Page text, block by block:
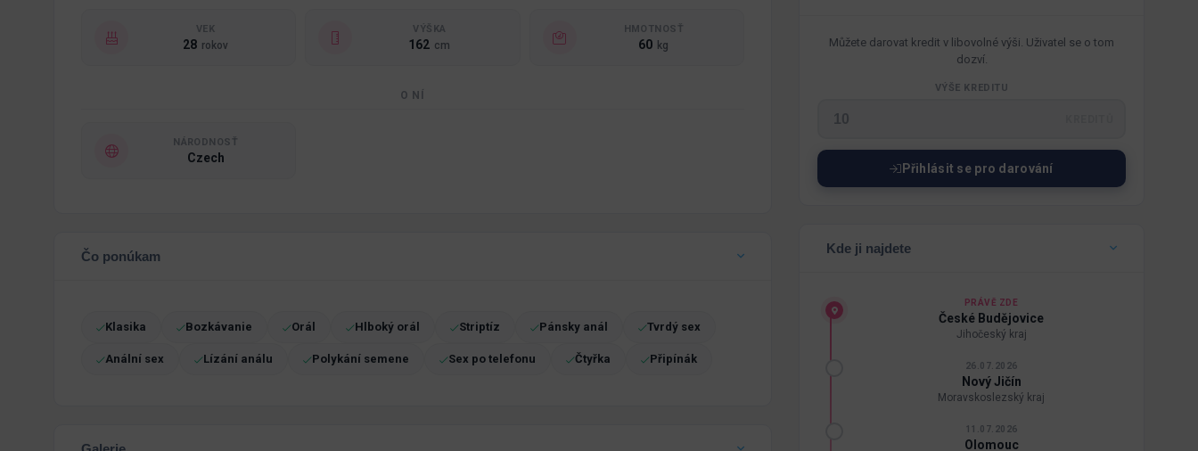
VEK
28 rokov
VÝŠKA
162 cm
HMOTNOSŤ
60 kg
O NÍ
NÁRODNOSŤ
Czech
Čo ponúkam
Klasika Bozkávanie Orál Hlboký orál Striptíz Pánsky anál Tvrdý sex
Anální sex Lízání análu Polykání semene Sex po telefonu Čtyřka Připínák
Můžete darovat kredit v libovolné výši. Uživatel se o tom
dozví.
VÝŠE KREDITU
Přihlásit se pro darování
Kde ji najdete
PRÁVĚ ZDE
České Budějovice
Jihočeský kraj
26.07.2026
Nový Jičín
Moravskoslezský kraj
11.07.2026
Olomouc